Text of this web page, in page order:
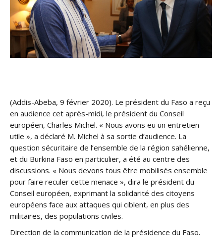
(Addis-Abeba, 9 février 2020). Le président du Faso a reçu
en audience cet après-midi, le président du Conseil
européen, Charles Michel. « Nous avons eu un entretien
utile », a déclaré M. Michel à sa sortie d’audience. La
question sécuritaire de l’ensemble de la région sahélienne,
et du Burkina Faso en particulier, a été au centre des
discussions. « Nous devons tous être mobilisés ensemble
pour faire reculer cette menace », dira le président du
Conseil européen, exprimant la solidarité des citoyens
européens face aux attaques qui ciblent, en plus des
militaires, des populations civiles.
Direction de la communication de la présidence du Faso.